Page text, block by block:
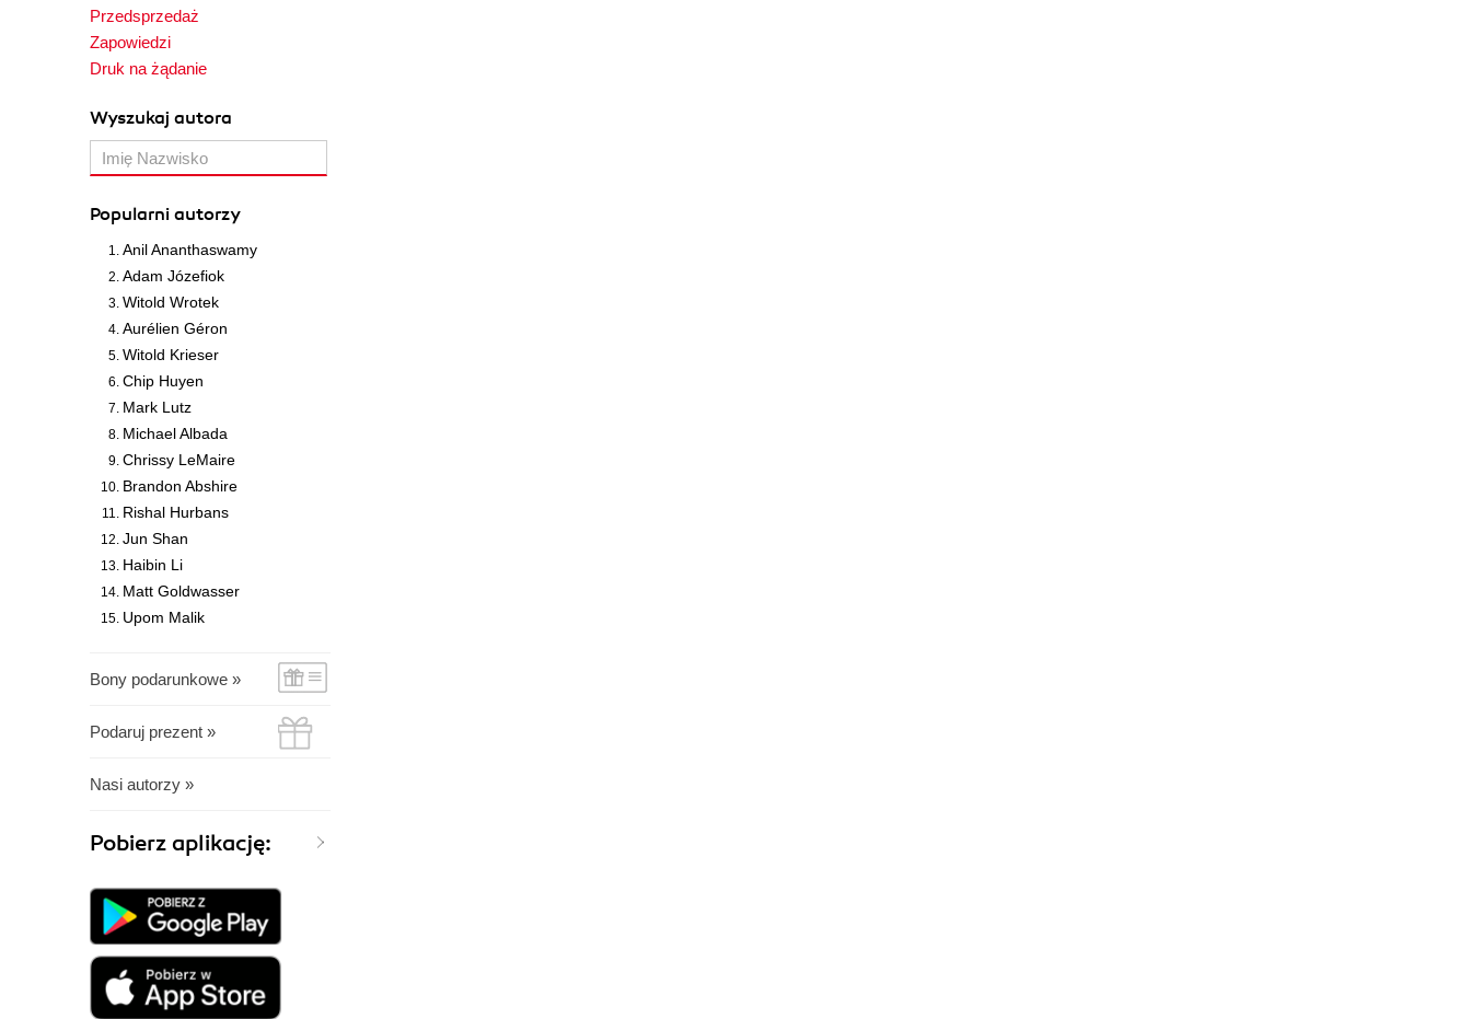
Przedsprzedaż
Zapowiedzi
Druk na żądanie
Wyszukaj autora
Popularni autorzy
Anil Ananthaswamy
Adam Józefiok
Witold Wrotek
Aurélien Géron
Witold Krieser
Chip Huyen
Mark Lutz
Michael Albada
Chrissy LeMaire
Brandon Abshire
Rishal Hurbans
Jun Shan
Haibin Li
Matt Goldwasser
Upom Malik
Bony podarunkowe »
Podaruj prezent »
Nasi autorzy »
Pobierz aplikację: